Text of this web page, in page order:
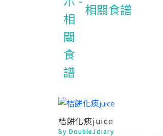
相關食譜
桔餅化痰juice
By DoubleJdiary